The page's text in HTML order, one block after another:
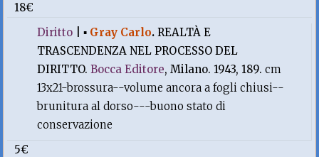
18€
Diritto |▪ Gray Carlo.REALTÀ E
TRASCENDENZA NEL PROCESSO DEL
DIRITTO.Bocca Editore, Milano. 1943, 189.cm
13x21-brossura--volume ancora a fogli chiusi--
brunitura al dorso---buono stato di
conservazione
5€